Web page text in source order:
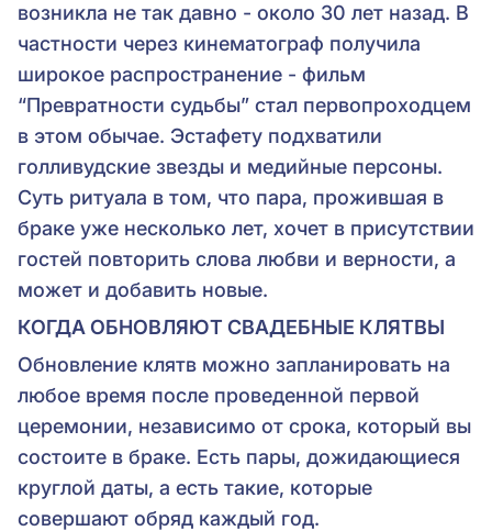
возникла не так давно - около 30 лет назад. В
частности через кинематограф получила
широкое распространение - фильм
“Превратности судьбы” стал первопроходцем
в этом обычае. Эстафету подхватили
голливудские звезды и медийные персоны.
Суть ритуала в том, что пара, прожившая в
браке уже несколько лет, хочет в присутствии
гостей повторить слова любви и верности, а
может и добавить новые.
КОГДА ОБНОВЛЯЮТ СВАДЕБНЫЕ КЛЯТВЫ
Обновление клятв можно запланировать на
любое время после проведенной первой
церемонии, независимо от срока, который вы
состоите в браке. Есть пары, дожидающиеся
круглой даты, а есть такие, которые
совершают обряд каждый год.